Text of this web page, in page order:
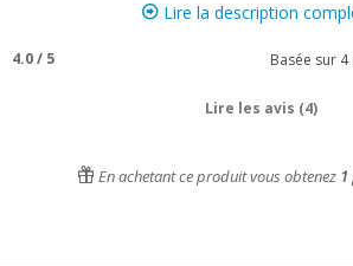
Lire la description
4.0/ 5 Basée sur 4
Lire les avis (4)
En achetant ce produit vous obtenez 1